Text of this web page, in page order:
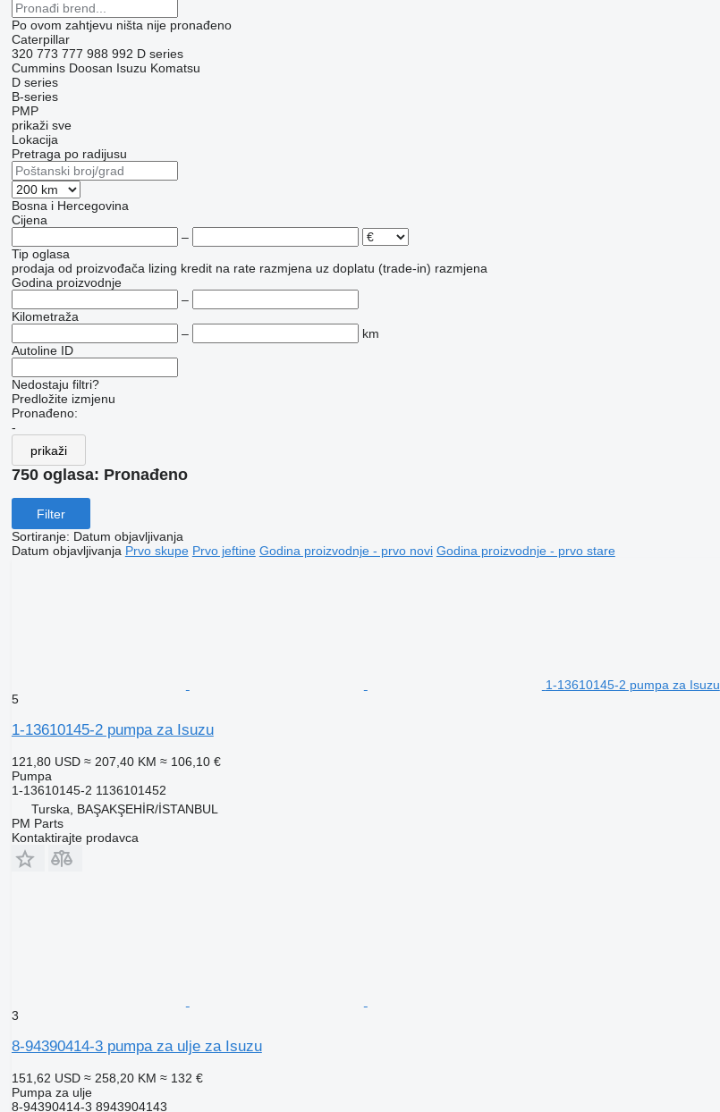
Po ovom zahtjevu ništa nije pronađeno
Caterpillar
320 773 777 988 992 D series
Cummins Doosan Isuzu Komatsu
D series
B-series
PMP
prikaži sve
Lokacija
Pretraga po radijusu
Bosna i Hercegovina
Cijena
–
Tip oglasa
prodaja od proizvođača lizing kredit na rate razmjena uz doplatu (trade-in) razmjena
Godina proizvodnje
–
Kilometraža
–
km
Autoline ID
Nedostaju filtri?
Predložite izmjenu
Pronađeno:
-
prikaži
750 oglasa: Pronađeno
Filter
Sortiranje: Datum objavljivanja
Datum objavljivanja Prvo skupe Prvo jeftine Godina proizvodnje - prvo novi Godina proizvodnje - prvo stare
1-13610145-2 pumpa za Isuzu
5
1-13610145-2 pumpa za Isuzu
121,80 USD ≈ 207,40 KM ≈ 106,10 €
Pumpa
1-13610145-2 1136101452
Turska, BAŞAKŞEHİR/İSTANBUL
PM Parts
Kontaktirajte prodavca
3
8-94390414-3 pumpa za ulje za Isuzu
151,62 USD ≈ 258,20 KM ≈ 132 €
Pumpa za ulje
8-94390414-3 8943904143